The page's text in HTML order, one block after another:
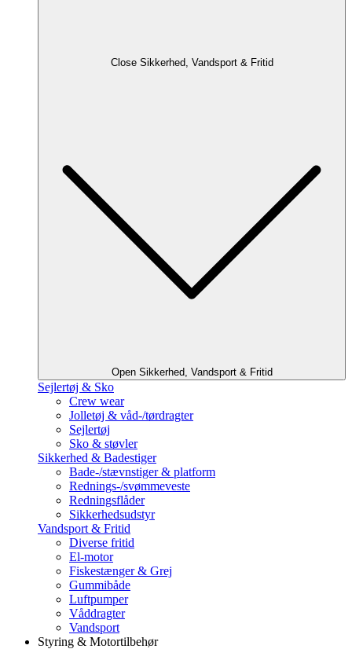
Close Sikkerhed, Vandsport & Fritid
Open Sikkerhed, Vandsport & Fritid
Sejlertøj & Sko
Crew wear
Jolletøj & våd-/tørdragter
Sejlertøj
Sko & støvler
Sikkerhed & Badestiger
Bade-/stævnstiger & platform
Rednings-/svømmeveste
Redningsflåder
Sikkerhedsudstyr
Vandsport & Fritid
Diverse fritid
El-motor
Fiskestænger & Grej
Gummibåde
Luftpumper
Våddragter
Vandsport
Styring & Motortilbehør